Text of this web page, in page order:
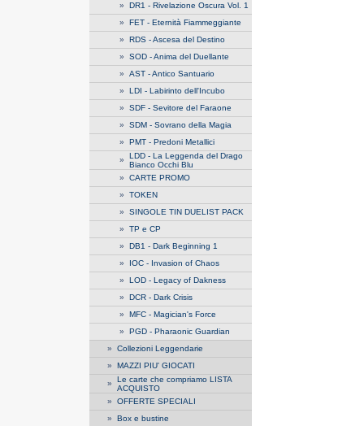
» DR1 - Rivelazione Oscura Vol. 1
» FET - Eternità Fiammeggiante
» RDS - Ascesa del Destino
» SOD - Anima del Duellante
» AST - Antico Santuario
» LDI - Labirinto dell'Incubo
» SDF - Sevitore del Faraone
» SDM - Sovrano della Magia
» PMT - Predoni Metallici
» LDD - La Leggenda del Drago
Bianco Occhi Blu
» CARTE PROMO
» TOKEN
» SINGOLE TIN DUELIST PACK
» TP e CP
» DB1 - Dark Beginning 1
» IOC - Invasion of Chaos
» LOD - Legacy of Dakness
» DCR - Dark Crisis
» MFC - Magician's Force
» PGD - Pharaonic Guardian
» Collezioni Leggendarie
» MAZZI PIU' GIOCATI
» Le carte che compriamo LISTA
ACQUISTO
» OFFERTE SPECIALI
» Box e bustine